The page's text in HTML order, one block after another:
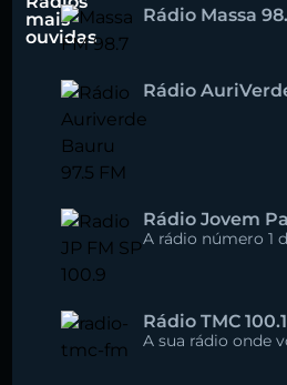
mais
ouvidas
Rádio Massa
Rádio
Rádio Jovem
A rádio número 1
Rádio TMC
A sua rádio onde